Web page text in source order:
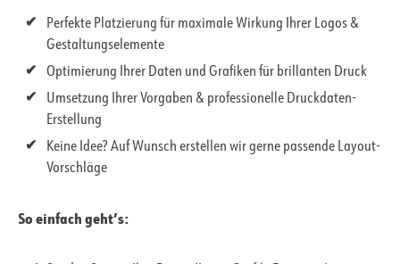
Perfekte Platzierung für maximale Wirkung Ihrer Logos &
Gestaltungselemente
Optimierung Ihrer Daten und Grafiken für brillanten Druck
Umsetzung Ihrer Vorgaben & professionelle Druckdaten-
Erstellung
Keine Idee? Auf Wunsch erstellen wir gerne passende Layout-
Vorschläge
So einfach geht’s: